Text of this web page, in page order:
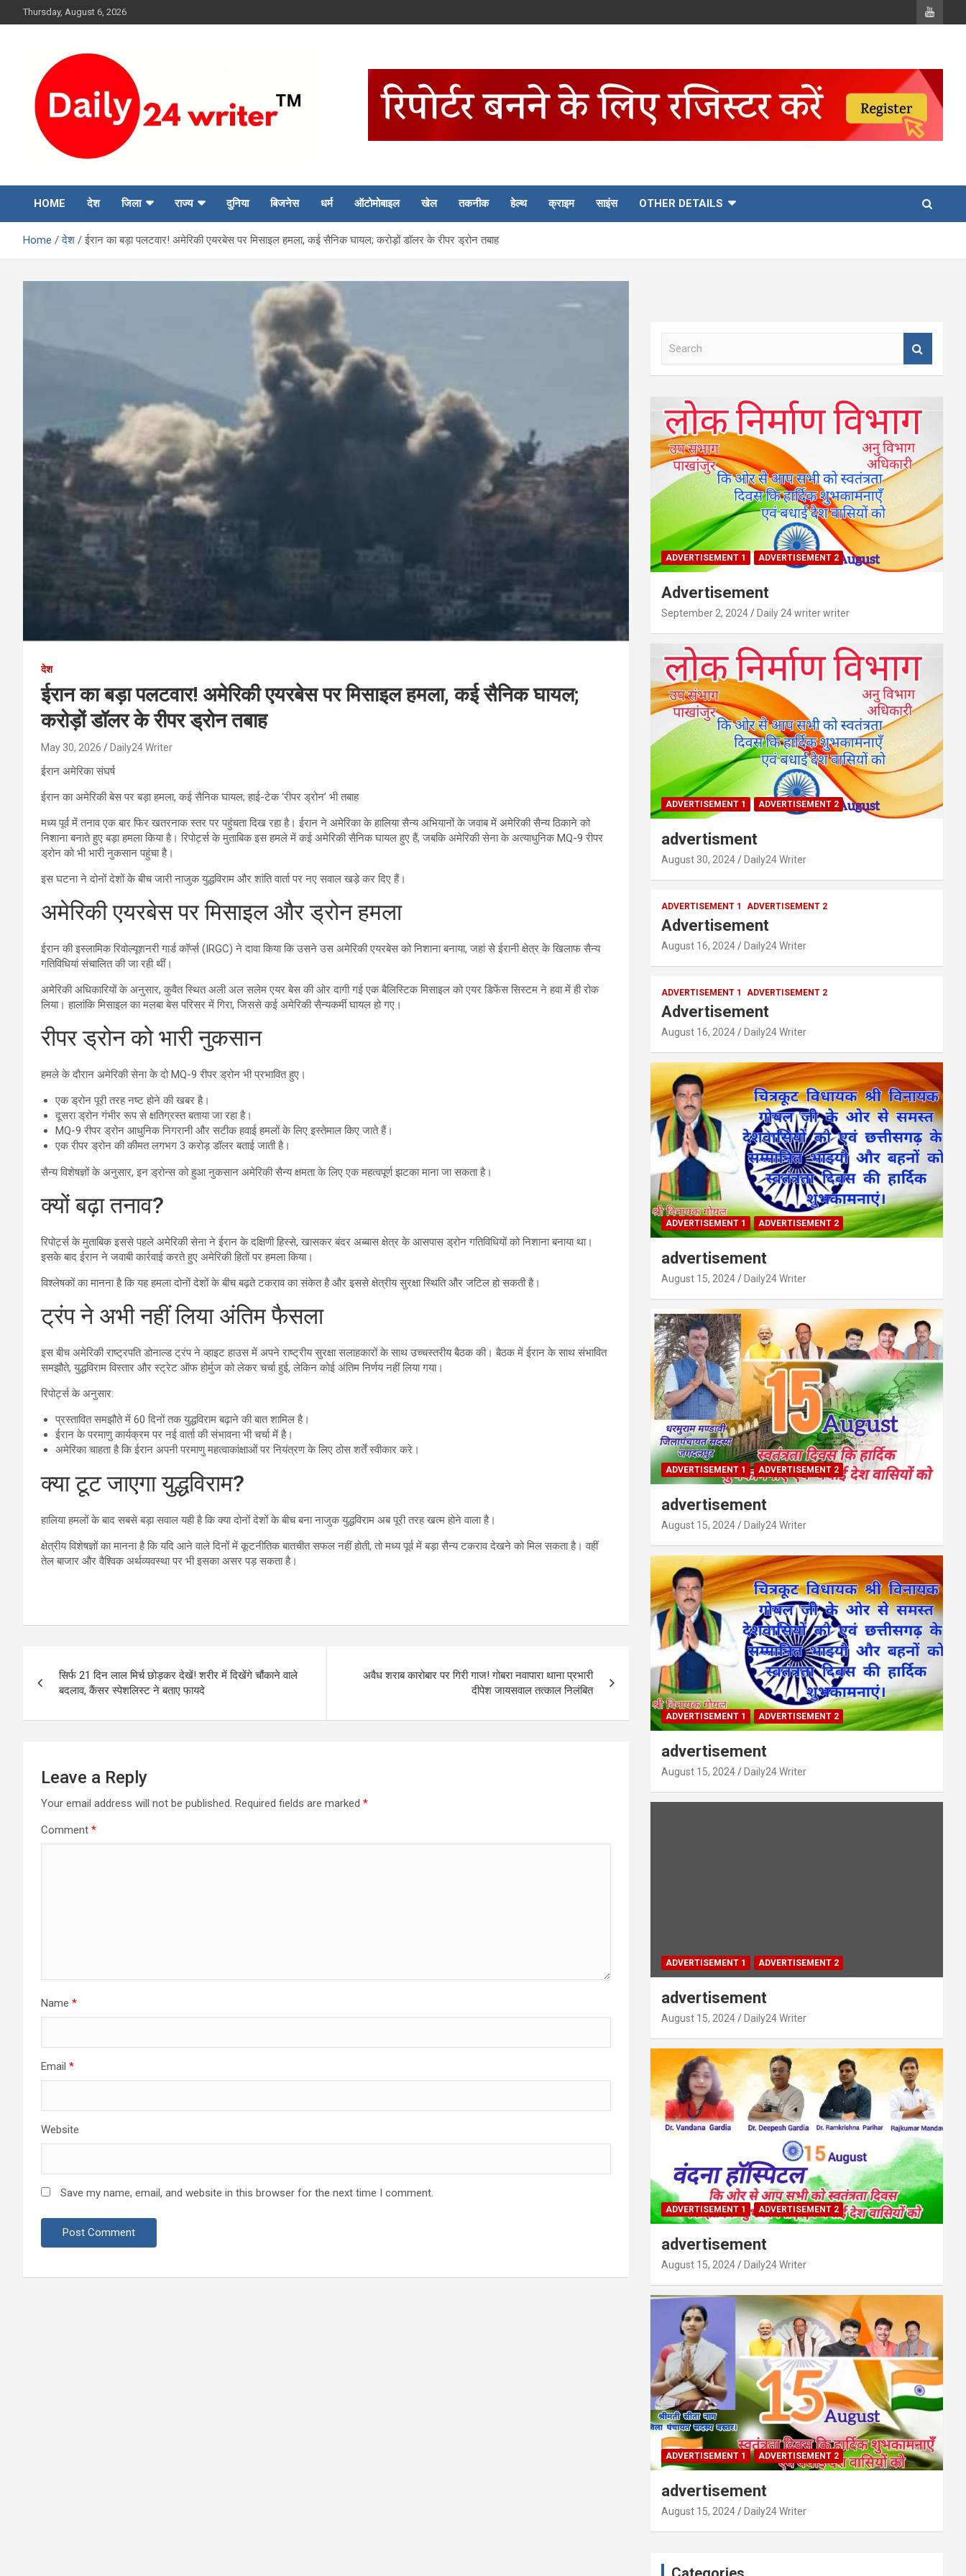
to
Thursday, August 6, 2026
HOME देश जिला राज्य दुनिया बिजनेस धर्म ऑटोमोबाइल खेल तकनीक हेल्थ क्राइम साइंस OTHER DETAILS
Home देश ईरान का बड़ा पलटवार! अमेरिकी एयरबेस पर मिसाइल हमला, कई सैनिक घायल; करोड़ों डॉलर के रीपर ड्रोन तबाह
देश
ईरान का बड़ा पलटवार! अमेरिकी एयरबेस पर मिसाइल हमला, कई सैनिक घायल;
करोड़ों डॉलर के रीपर ड्रोन तबाह
May 30, 2026 Daily24 Writer
ईरान अमेरिका संघर्ष
ईरान का अमेरिकी बेस पर बड़ा हमला, कई सैनिक घायल; हाई-टेक ‘रीपर ड्रोन’ भी तबाह
मध्य पूर्व में तनाव एक बार फिर खतरनाक स्तर पर पहुंचता दिख रहा है। ईरान ने अमेरिका के हालिया सैन्य अभियानों के जवाब में अमेरिकी सैन्य ठिकाने को
निशाना बनाते हुए बड़ा हमला किया है। रिपोर्ट्स के मुताबिक इस हमले में कई अमेरिकी सैनिक घायल हुए हैं, जबकि अमेरिकी सेना के अत्याधुनिक MQ-9 रीपर
ड्रोन को भी भारी नुकसान पहुंचा है।
इस घटना ने दोनों देशों के बीच जारी नाजुक युद्धविराम और शांति वार्ता पर नए सवाल खड़े कर दिए हैं।
अमेरिकी एयरबेस पर मिसाइल और ड्रोन हमला
ईरान की इस्लामिक रिवोल्यूशनरी गार्ड कॉर्प्स (IRGC) ने दावा किया कि उसने उस अमेरिकी एयरबेस को निशाना बनाया, जहां से ईरानी क्षेत्र के खिलाफ सैन्य
गतिविधियां संचालित की जा रही थीं।
अमेरिकी अधिकारियों के अनुसार, कुवैत स्थित अली अल सलेम एयर बेस की ओर दागी गई एक बैलिस्टिक मिसाइल को एयर डिफेंस सिस्टम ने हवा में ही रोक
लिया। हालांकि मिसाइल का मलबा बेस परिसर में गिरा, जिससे कई अमेरिकी सैन्यकर्मी घायल हो गए।
रीपर ड्रोन को भारी नुकसान
हमले के दौरान अमेरिकी सेना के दो MQ-9 रीपर ड्रोन भी प्रभावित हुए।
एक ड्रोन पूरी तरह नष्ट होने की खबर है।
दूसरा ड्रोन गंभीर रूप से क्षतिग्रस्त बताया जा रहा है।
MQ-9 रीपर ड्रोन आधुनिक निगरानी और सटीक हवाई हमलों के लिए इस्तेमाल किए जाते हैं।
एक रीपर ड्रोन की कीमत लगभग 3 करोड़ डॉलर बताई जाती है।
सैन्य विशेषज्ञों के अनुसार, इन ड्रोन्स को हुआ नुकसान अमेरिकी सैन्य क्षमता के लिए एक महत्वपूर्ण झटका माना जा सकता है।
क्यों बढ़ा तनाव?
रिपोर्ट्स के मुताबिक इससे पहले अमेरिकी सेना ने ईरान के दक्षिणी हिस्से, खासकर बंदर अब्बास क्षेत्र के आसपास ड्रोन गतिविधियों को निशाना बनाया था।
इसके बाद ईरान ने जवाबी कार्रवाई करते हुए अमेरिकी हितों पर हमला किया।
विश्लेषकों का मानना है कि यह हमला दोनों देशों के बीच बढ़ते टकराव का संकेत है और इससे क्षेत्रीय सुरक्षा स्थिति और जटिल हो सकती है।
ट्रंप ने अभी नहीं लिया अंतिम फैसला
इस बीच अमेरिकी राष्ट्रपति डोनाल्ड ट्रंप ने व्हाइट हाउस में अपने राष्ट्रीय सुरक्षा सलाहकारों के साथ उच्चस्तरीय बैठक की। बैठक में ईरान के साथ संभावित
समझौते, युद्धविराम विस्तार और स्ट्रेट ऑफ होर्मुज को लेकर चर्चा हुई, लेकिन कोई अंतिम निर्णय नहीं लिया गया।
रिपोर्ट्स के अनुसार:
प्रस्तावित समझौते में 60 दिनों तक युद्धविराम बढ़ाने की बात शामिल है।
ईरान के परमाणु कार्यक्रम पर नई वार्ता की संभावना भी चर्चा में है।
अमेरिका चाहता है कि ईरान अपनी परमाणु महत्वाकांक्षाओं पर नियंत्रण के लिए ठोस शर्तें स्वीकार करे।
क्या टूट जाएगा युद्धविराम?
हालिया हमलों के बाद सबसे बड़ा सवाल यही है कि क्या दोनों देशों के बीच बना नाजुक युद्धविराम अब पूरी तरह खत्म होने वाला है।
क्षेत्रीय विशेषज्ञों का मानना है कि यदि आने वाले दिनों में कूटनीतिक बातचीत सफल नहीं होती, तो मध्य पूर्व में बड़ा सैन्य टकराव देखने को मिल सकता है। वहीं
तेल बाजार और वैश्विक अर्थव्यवस्था पर भी इसका असर पड़ सकता है।
navigation
सिर्फ 21 दिन लाल मिर्च छोड़कर देखें! शरीर में दिखेंगे चौंकाने वाले
बदलाव, कैंसर स्पेशलिस्ट ने बताए फायदे
अवैध शराब कारोबार पर गिरी गाज! गोबरा नवापारा थाना प्रभारी
दीपेश जायसवाल तत्काल निलंबित
Leave a Reply
Your email address will not be published. Required fields are marked *
Comment *
Name *
Email *
Website
Save my name, email, and website in this browser for the next time I comment.
h
ADVERTISEMENT 1 ADVERTISEMENT 2
Advertisement
September 2, 2024 Daily 24 writer writer
ADVERTISEMENT 1 ADVERTISEMENT 2
advertisment
August 30, 2024 Daily24 Writer
ADVERTISEMENT 1 ADVERTISEMENT 2
Advertisement
August 16, 2024 Daily24 Writer
ADVERTISEMENT 1 ADVERTISEMENT 2
Advertisement
August 16, 2024 Daily24 Writer
ADVERTISEMENT 1 ADVERTISEMENT 2
advertisement
August 15, 2024 Daily24 Writer
ADVERTISEMENT 1 ADVERTISEMENT 2
advertisement
August 15, 2024 Daily24 Writer
ADVERTISEMENT 1 ADVERTISEMENT 2
advertisement
August 15, 2024 Daily24 Writer
ADVERTISEMENT 1 ADVERTISEMENT 2
advertisement
August 15, 2024 Daily24 Writer
ADVERTISEMENT 1 ADVERTISEMENT 2
advertisement
August 15, 2024 Daily24 Writer
ADVERTISEMENT 1 ADVERTISEMENT 2
advertisement
August 15, 2024 Daily24 Writer